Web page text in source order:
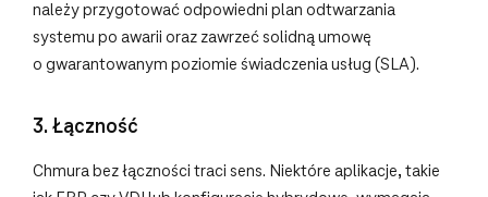
należy przygotować odpowiedni plan odtwarzania
systemu po awarii oraz zawrzeć solidną umowę
o gwarantowanym poziomie świadczenia usług (SLA).
3. Łączność
Chmura bez łączności traci sens. Niektóre aplikacje, takie